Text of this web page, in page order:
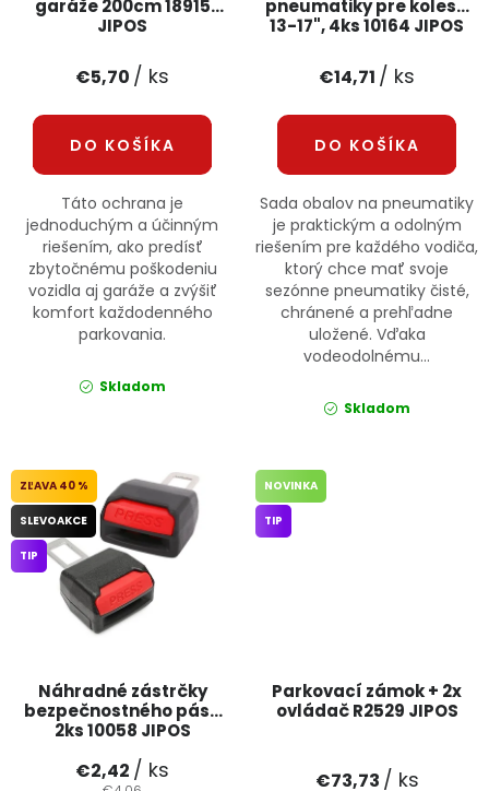
garáže 200cm 18915
JIPOS
€5,70 / ks
DO KOŠÍKA
Táto ochrana je
jednoduchým a účinným
riešením, ako predísť
zbytočnému poškodeniu
vozidla aj garáže a zvýšiť
komfort každodenného
parkovania.
Skladom
pneumatiky pre kolesá
13-17", 4ks 10164 JIPOS
€14,71 / ks
DO KOŠÍKA
Sada obalov na pneumatiky
je praktickým a odolným
riešením pre každého vodiča,
ktorý chce mať svoje
sezónne pneumatiky čisté,
chránené a prehľadne
uložené. Vďaka
vodeodolnému...
Skladom
Náhradné zástrčky
bezpečnostného pásu
2ks 10058 JIPOS
40 %
SLEVOAKCE
TIP
€2,42 / ks
Parkovací zámok + 2x
ovládač R2529 JIPOS
NOVINKA
TIP
€73,73 / ks